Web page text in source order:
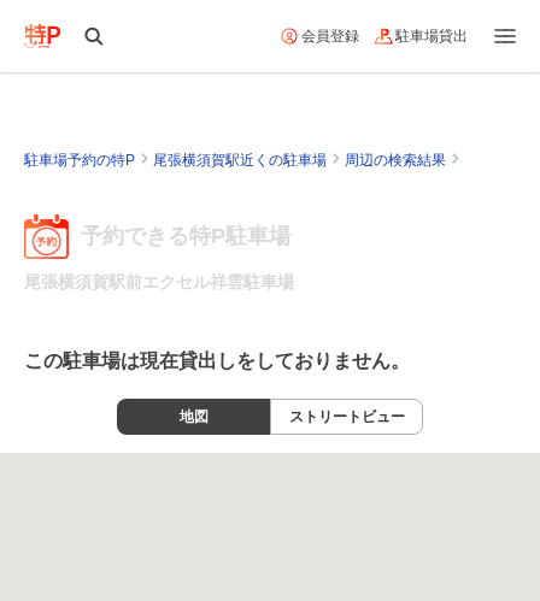
会員登録 駐車場貸出
駐車場予約の特P 尾張横須賀駅近くの駐車場 周辺の検索結果
予約できる特P駐車場
尾張横須賀駅前エクセル祥雲駐車場
この駐車場は現在貸出しをしておりません。
地図 ストリートビュー